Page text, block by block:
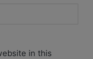
in this